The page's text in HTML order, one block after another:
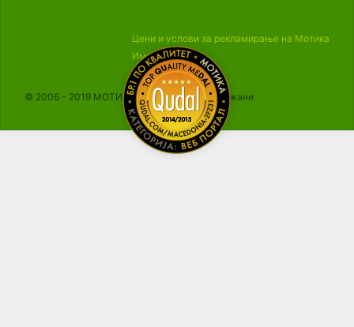
Цени и услови за рекламирање на Мотика
Импресум
© 2006 - 2019 МОТИКА, Сите права се задржани